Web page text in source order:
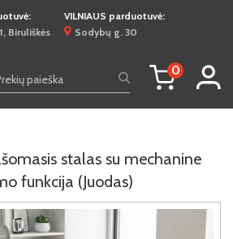
Biruliškės
VILNIAUS parduotuvė:
Sodybų g. 30
0
stalas su mechanine
funkcija (Juodas)